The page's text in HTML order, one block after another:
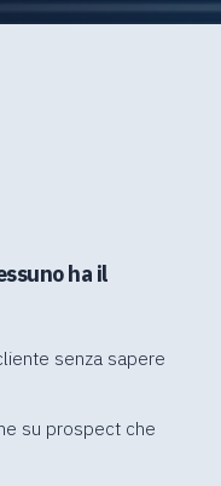
ha il
senza sapere
su prospect che